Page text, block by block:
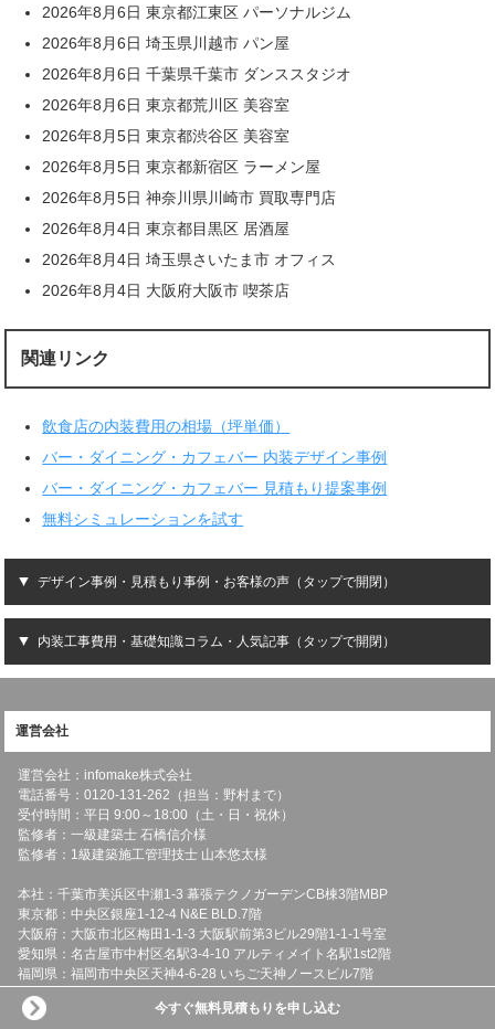
2026年8月6日 東京都江東区 パーソナルジム
2026年8月6日 埼玉県川越市 パン屋
2026年8月6日 千葉県千葉市 ダンススタジオ
2026年8月6日 東京都荒川区 美容室
2026年8月5日 東京都渋谷区 美容室
2026年8月5日 東京都新宿区 ラーメン屋
2026年8月5日 神奈川県川崎市 買取専門店
2026年8月4日 東京都目黒区 居酒屋
2026年8月4日 埼玉県さいたま市 オフィス
2026年8月4日 大阪府大阪市 喫茶店
関連リンク
飲食店の内装費用の相場（坪単価）
バー・ダイニング・カフェバー 内装デザイン事例
バー・ダイニング・カフェバー 見積もり提案事例
無料シミュレーションを試す
デザイン事例・見積もり事例・お客様の声（タップで開閉）
内装工事費用・基礎知識コラム・人気記事（タップで開閉）
運営会社
運営会社：infomake株式会社
電話番号：0120-131-262（担当：野村まで）
受付時間：平日 9:00～18:00（土・日・祝休）
監修者：一級建築士 石橋信介様
監修者：1級建築施工管理技士 山本悠太様
本社：千葉市美浜区中瀬1-3 幕張テクノガーデンCB棟3階MBP
東京都：中央区銀座1-12-4 N&E BLD.7階
大阪府：大阪市北区梅田1-1-3 大阪駅前第3ビル29階1-1-1号室
愛知県：名古屋市中村区名駅3-4-10 アルティメイト名駅1st2階
福岡県：福岡市中央区天神4-6-28 いちご天神ノースビル7階
北海道：札幌市北区麻生町3-2-4 第5山重ビル2階
今すぐ無料見積もりを申し込む